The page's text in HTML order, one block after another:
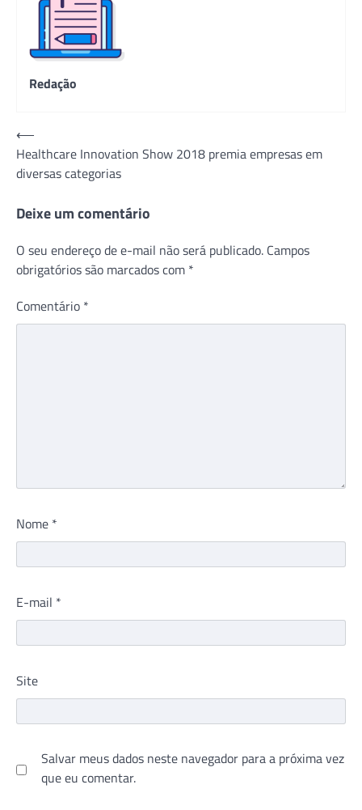
Redação
Navegação
de
Post
⟵
Healthcare Innovation Show 2018 premia empresas em
diversas categorias
Deixe um comentário
O seu endereço de e-mail não será publicado. Campos
obrigatórios são marcados com *
Comentário *
Nome *
E-mail *
Site
Salvar meus dados neste navegador para a próxima vez
que eu comentar.